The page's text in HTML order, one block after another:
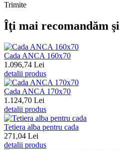
Trimite
Îţi mai recomandăm şi
Cada ANCA 160x70
1.096,74 Lei
detalii produs
Cada ANCA 170x70
1.124,70 Lei
detalii produs
Tetiera alba pentru cada
271,04 Lei
detalii produs